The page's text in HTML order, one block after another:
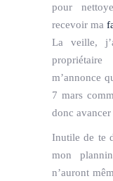
pour
recevoir ma
La veille,
m’annonce
7 mars
donc
Inutile de te
mon
n’auront